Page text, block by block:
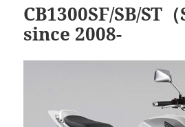
CB1300SF/SB/ST
since 2008-